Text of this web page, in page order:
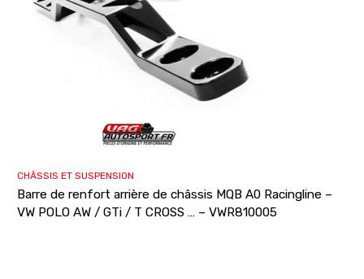
CHÂSSIS ET SUSPENSION
Barre de renfort arrière de châssis MQB A0 Racingline –
VW POLO AW / GTi / T CROSS … – VWR810005